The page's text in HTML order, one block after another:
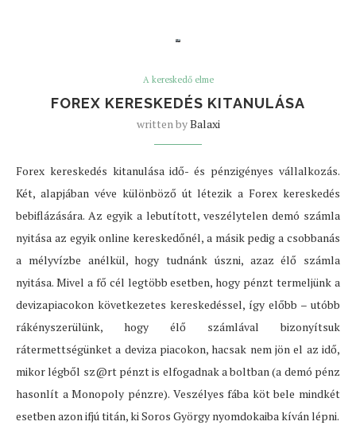
A kereskedő elme
FOREX KERESKEDÉS KITANULÁSA
written byBalaxi
Forex kereskedés kitanulása idő- és pénzigényes vállalkozás.
Két, alapjában véve különböző út létezik a Forex kereskedés
bebiflázására. Az egyik a lebutított, veszélytelen demó számla
nyitása az egyik online kereskedőnél, a másik pedig a csobbanás
a mélyvízbe anélkül, hogy tudnánk úszni, azaz élő számla
nyitása. Mivel a fő cél legtöbb esetben, hogy pénzt termeljünk a
devizapiacokon következetes kereskedéssel, így előbb – utóbb
rákényszerülünk, hogy élő számlával bizonyítsuk
rátermettségünket a deviza piacokon, hacsak nem jön el az idő,
mikor légből sz@rt pénzt is elfogadnak a boltban (a demó pénz
hasonlít a Monopoly pénzre). Veszélyes fába köt bele mindkét
esetben azon ifjú titán, ki Soros György nyomdokaiba kíván lépni.